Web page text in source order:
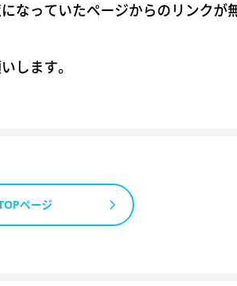
なっていたページからのリンクが
します。
ページ